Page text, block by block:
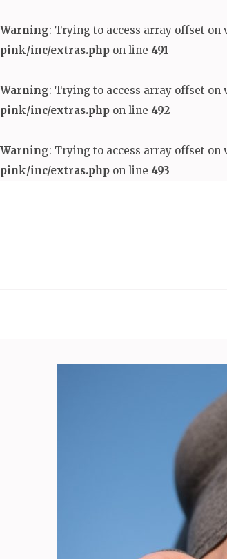
Warning: Trying to access array offset on
pink/inc/extras.php on line 491
Warning: Trying to access array offset on
pink/inc/extras.php on line 492
Warning: Trying to access array offset on
pink/inc/extras.php on line 493